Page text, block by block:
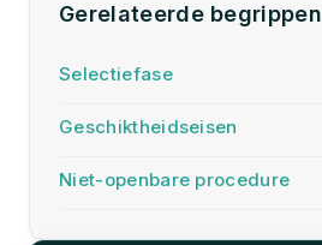
Gerelateerde begrippen
Selectiefase
Geschiktheidseisen
Niet-openbare procedure